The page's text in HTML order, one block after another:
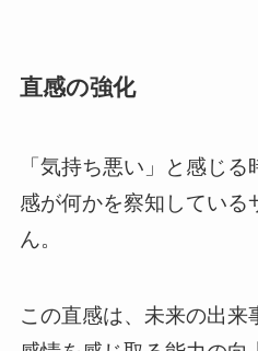
直感の強化
「気持ち悪い」と感じ
感が何かを察知している
ん。
この直感は、未来の出来